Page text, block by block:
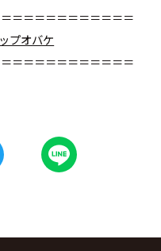
＝＝＝＝＝＝＝＝＝＝＝
プオバケ
＝＝＝＝＝＝＝＝＝＝＝